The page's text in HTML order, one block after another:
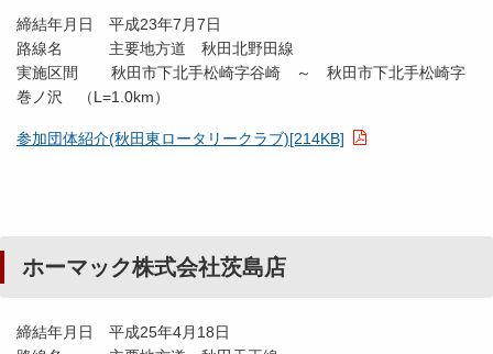
締結年月日 平成23年7月7日
路線名 主要地方道 秋田北野田線
実施区間 秋田市下北手松崎字谷崎 ～ 秋田市下北手松崎字
巻ノ沢 （L=1.0km）
参加団体紹介(秋田東ロータリークラブ)[214KB]
ホーマック株式会社茨島店
締結年月日 平成25年4月18日